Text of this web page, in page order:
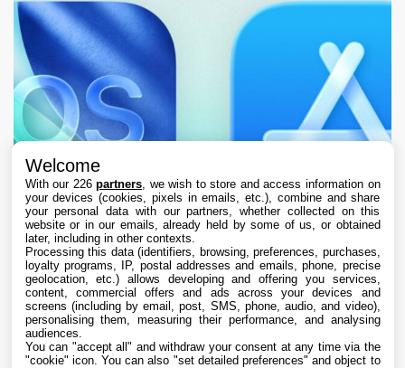
L’App Store est en panne pour plusieurs
utilisateurs, selon Apple
7 Aug. 2026 • 19:34
Welcome
With our 226partners , we wish to store and access information on
your devices (cookies, pixels in emails, etc.), combine and share
your personal data with our partners, whether collected on this
website or in our emails, already held by some of us, or obtained
later, including in other contexts.
Processing this data (identifiers, browsing, preferences, purchases,
loyalty programs, IP, postal addresses and emails, phone, precise
geolocation, etc.) allows developing and offering you services,
content, commercial offers and ads across your devices and
screens (including by email, post, SMS, phone, audio, and video),
personalising them, measuring their performance, and analysing
audiences.
You can "accept all" and withdraw your consent at any time via the
"cookie" icon. You can also "set detailed preferences" and object to